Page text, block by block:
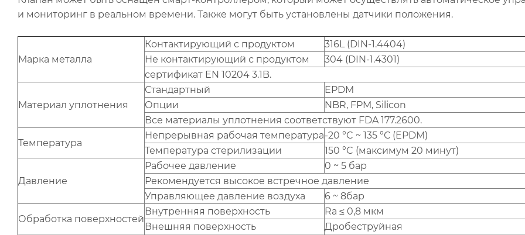
и мониторинг в реальном времени. Также могут быть установлены датчики положения.
Марка металла
Контактирующий с продуктом
316L (DIN-1.4404)
Не контактирующий с продуктом
304 (DIN-1.4301)
сертификат EN 10204 3.1B.
Материал уплотнения
Стандартный
EPDM
Опции
NBR, FPM, Silicon
Все материалы уплотнения соответствуют FDA 177.2600.
Температура
Непрерывная рабочая температура-20 °C ~ 135 °С (EPDM)
Температура стерилизации
150 °C (максимум 20 минут)
Давление
Рабочее давление
0 ~ 5 бар
Рекомендуется высокое встречное давление
Управляющее давление воздуха
6 ~ 8бар
Обработка поверхностей
Внутренняя поверхность
Ra ≤ 0,8 мкм
Внешняя поверхность
Дробеструйная